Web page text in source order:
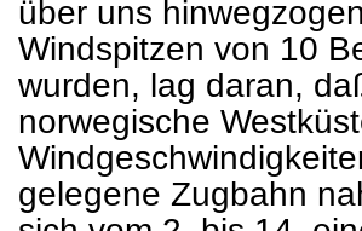
über uns
Windspitzen von 10
wurden, lag daran,
norwegische
gelegene Zugbahn